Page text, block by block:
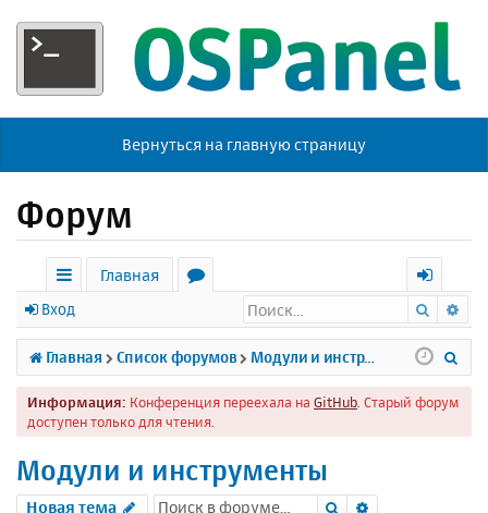
Вернуться на главную страницу
Форум
с
ы
л
к
Главная
р
у
м
х
о
д
Вход Поиск
Главная Список форумов Модули и инструменты
Информация: Конференция переехала на GitHub . Старый форум
доступен только для чтения.
Модули и инструменты
Новая тема Поиск